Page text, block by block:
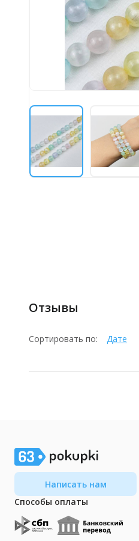
Отзывы
Сортировать по: Дате
Написать нам
Способы оплаты